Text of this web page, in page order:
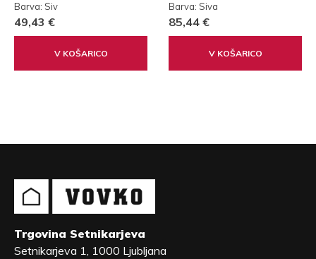
Barva: Siv
49,43 €
V KOŠARICO
Barva: Siva
85,44 €
V KOŠARICO
Trgovina Setnikarjeva
Setnikarjeva 1, 1000 Ljubljana